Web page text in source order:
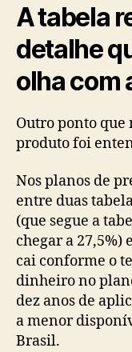
A tabela
detalhe
olha com
Outro ponto
produto foi
Nos planos de
entre duas
(que segue a
chegar a 27,5%)
cai conforme o
dinheiro no
dez anos de
a menor
Brasil.